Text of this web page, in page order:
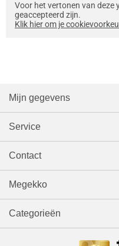
Voor het vertonen van deze
geaccepteerd zijn.
Klik hier om je
Mijn gegevens
Service
Contact
Megekko
Categorieën